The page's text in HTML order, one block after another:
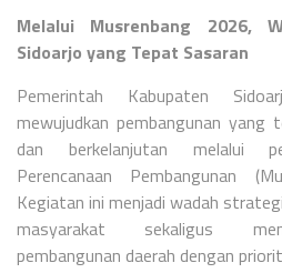
Melalui Musrenbang 2026,
Sidoarjo yang Tepat Sasaran
Pemerintah Kabupaten
mewujudkan pembangunan
dan berkelanjutan melalui
Perencanaan Pembangunan
Kegiatan ini menjadi wadah
masyarakat sekaligus
pembangunan daerah dengan